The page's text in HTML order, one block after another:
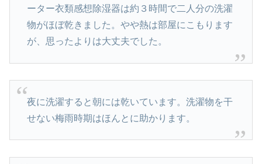
ーター衣類感想除湿器は約３時間で二人分の洗濯
物がほぼ乾きました。やや熱は部屋にこもります
が、思ったよりは大丈夫でした。
夜に洗濯すると朝には乾いています。洗濯物を干
せない梅雨時期はほんとに助かります。